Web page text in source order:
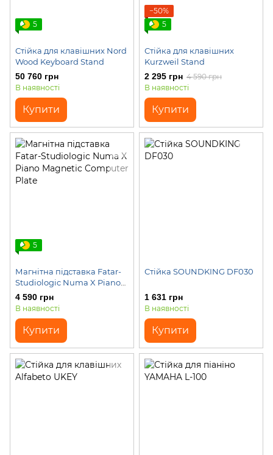
5
Стійка для клавішних Nord
Wood Keyboard Stand
50 760 грн
В наявності
Купити
−50%
5
Стійка для клавішних
Kurzweil Stand
2 295 грн 4 590 грн
В наявності
Купити
5
Магнітна підставка Fatar-
Studiologic Numa X Piano
Magnetic Computer Plate
4 590 грн
В наявності
Купити
Стійка SOUNDKING DF030
1 631 грн
В наявності
Купити